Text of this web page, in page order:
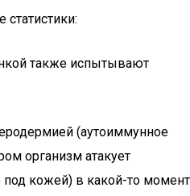
также испытывают
(аутоиммунное
организм атакует
под кожей) в какой-то момент